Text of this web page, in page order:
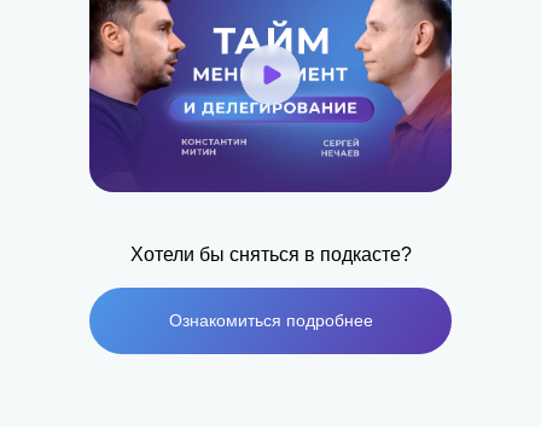
Хотели бы сняться в подкасте?
Ознакомиться подробнее